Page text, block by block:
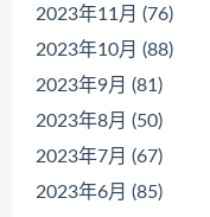
2023年11月 (76)
2023年10月 (88)
2023年9月 (81)
2023年8月 (50)
2023年7月 (67)
2023年6月 (85)